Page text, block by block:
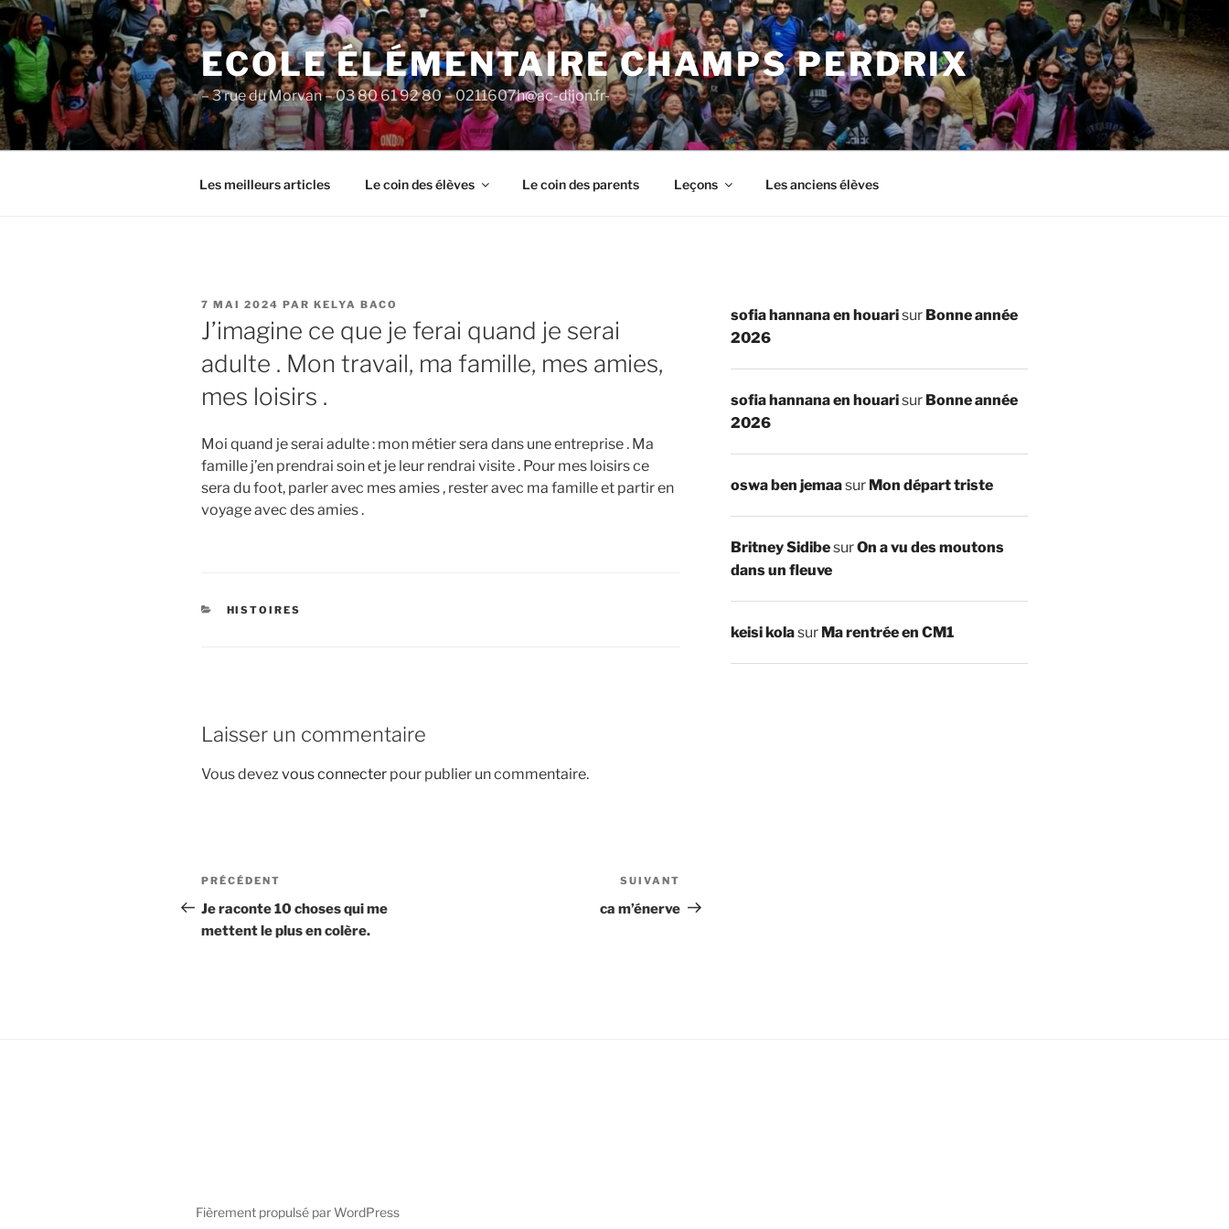
Aller
au
contenu
principal
ECOLE ÉLÉMENTAIRE CHAMPS PERDRIX
– 3 rue du Morvan – 03 80 61 92 80 – 0211607h@ac-dijon.fr-
Les meilleurs articles Le coin des élèves Le coin des parents Leçons Les anciens élèves
PUBLIÉ
LE
7 MAI 2024 PAR KELYA BACO
J’imagine ce que je ferai quand je serai
adulte . Mon travail, ma famille, mes amies,
mes loisirs .
Moi quand je serai adulte : mon métier sera dans une entreprise . Ma
famille j’en prendrai soin et je leur rendrai visite . Pour mes loisirs ce
sera du foot, parler avec mes amies , rester avec ma famille et partir en
voyage avec des amies .
CATÉGORIES
HISTOIRES
Laisser un commentaire
Vous devez vous connecter pour publier un commentaire.
Navigation
de
l’article
Article
précédent
PRÉCÉDENT
Je raconte 10 choses qui me
mettent le plus en colère.
suivant
SUIVANT
ca m’énerve
sofia hannana en houarisur Bonne année
2026
sofia hannana en houarisur Bonne année
2026
oswa ben jemaasur Mon départ triste
Britney SidibesurOn a vu des moutons
dans un fleuve
keisi kolasur Ma rentrée en CM1
Fièrement propulsé par WordPress